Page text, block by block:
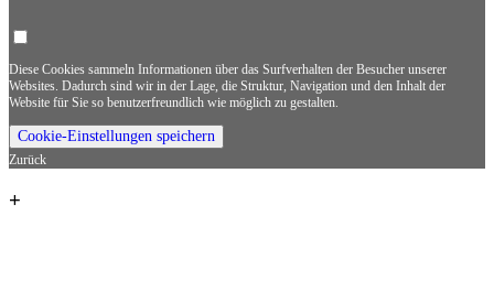
Diese Cookies sammeln Informationen über das Surfverhalten der Besucher unserer
Websites. Dadurch sind wir in der Lage, die Struktur, Navigation und den Inhalt der
Website für Sie so benutzerfreundlich wie möglich zu gestalten.
Cookie-Einstellungen speichern
Zurück
+